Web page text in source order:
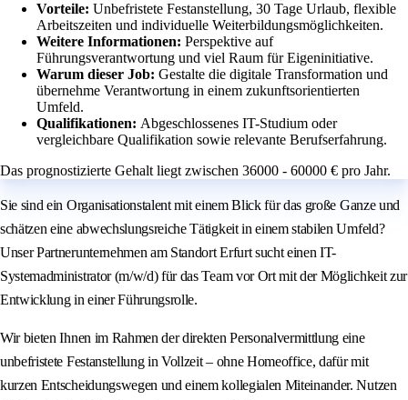
Vorteile: Unbefristete Festanstellung, 30 Tage Urlaub, flexible
Arbeitszeiten und individuelle Weiterbildungsmöglichkeiten.
Weitere Informationen: Perspektive auf
Führungsverantwortung und viel Raum für Eigeninitiative.
Warum dieser Job: Gestalte die digitale Transformation und
übernehme Verantwortung in einem zukunftsorientierten
Umfeld.
Qualifikationen: Abgeschlossenes IT-Studium oder
vergleichbare Qualifikation sowie relevante Berufserfahrung.
Das prognostizierte Gehalt liegt zwischen 36000 - 60000 € pro Jahr.
Sie sind ein Organisationstalent mit einem Blick für das große Ganze und
schätzen eine abwechslungsreiche Tätigkeit in einem stabilen Umfeld?
Unser Partnerunternehmen am Standort Erfurt sucht einen IT-
Systemadministrator (m/w/d) für das Team vor Ort mit der Möglichkeit zur
Entwicklung in einer Führungsrolle.
Wir bieten Ihnen im Rahmen der direkten Personalvermittlung eine
unbefristete Festanstellung in Vollzeit – ohne Homeoffice, dafür mit
kurzen Entscheidungswegen und einem kollegialen Miteinander. Nutzen